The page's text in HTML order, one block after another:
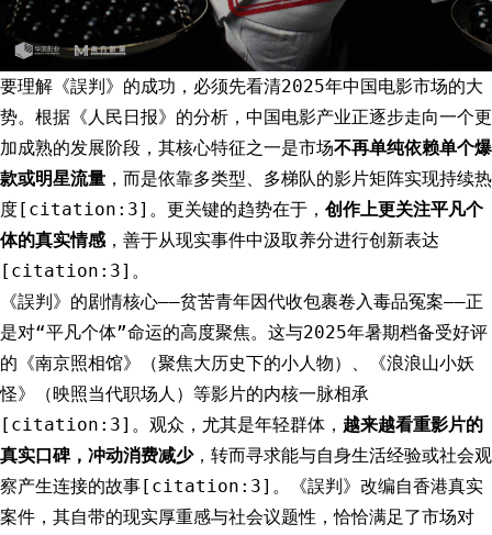
要理解《誤判》的成功，必须先看清2025年中国电影市场的大
势。根据《人民日报》的分析，中国电影产业正逐步走向一个更
加成熟的发展阶段，其核心特征之一是市场不再单纯依赖单个爆
款或明星流量 ，而是依靠多类型、多梯队的影片矩阵实现持续热
度[citation:3]。更关键的趋势在于， 创作上更关注平凡个
体的真实情感，善于从现实事件中汲取养分进行创新表达
[citation:3]。
《誤判》的剧情核心——贫苦青年因代收包裹卷入毒品冤案——正
是对“平凡个体”命运的高度聚焦。这与2025年暑期档备受好评
的《南京照相馆》（聚焦大历史下的小人物）、《浪浪山小妖
怪》（映照当代职场人）等影片的内核一脉相承
[citation:3]。观众，尤其是年轻群体， 越来越看重影片的
真实口碑，冲动消费减少，转而寻求能与自身生活经验或社会观
察产生连接的故事[citation:3]。《誤判》改编自香港真实
案件，其自带的现实厚重感与社会议题性，恰恰满足了市场对